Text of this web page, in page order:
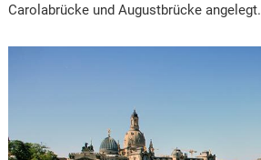
Carolabrücke und Augustbrücke angelegt.